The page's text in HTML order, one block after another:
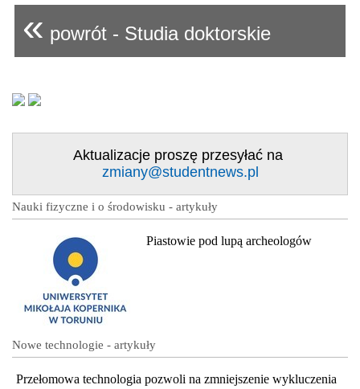
« powrót - Studia doktorskie
Aktualizacje proszę przesyłać na
zmiany@studentnews.pl
Nauki fizyczne i o środowisku - artykuły
Piastowie pod lupą archeologów
Nowe technologie - artykuły
Przełomowa technologia pozwoli na zmniejszenie wykluczenia